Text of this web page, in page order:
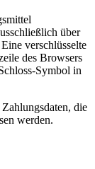
über
verschlüsselte
des Browsers
Symbol in
die
werden.